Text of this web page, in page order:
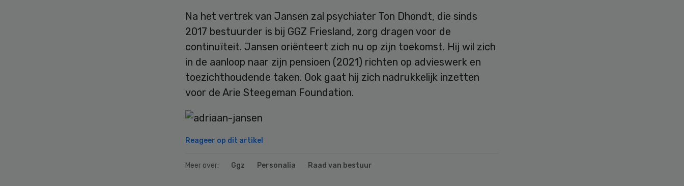
Na het vertrek van Jansen zal psychiater Ton Dhondt, die sinds
2017 bestuurder is bij GGZ Friesland, zorg dragen voor de
continuïteit. Jansen oriënteert zich nu op zijn toekomst. Hij wil zich
in de aanloop naar zijn pensioen (2021) richten op advieswerk en
toezichthoudende taken. Ook gaat hij zich nadrukkelijk inzetten
voor de Arie Steegeman Foundation.
Reageer op dit artikel
Meer over: Ggz Personalia Raad van bestuur